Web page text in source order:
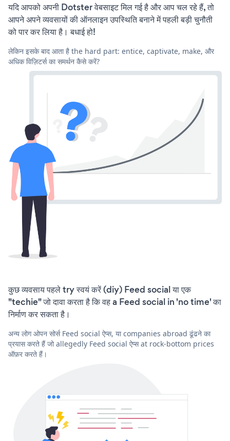
यदि आपको अपनी Dotster वेबसाइट मिल गई है और आप चल रहे हैं, तो
आपने अपने व्यवसायों की ऑनलाइन उपस्थिति बनाने में पहली बड़ी चुनौती
को पार कर लिया है। बधाई हो!
लेकिन इसके बाद आता है the hard part: entice, captivate, make, और
अधिक विज़िटर्स का समर्थन कैसे करें?
कुछ व्यवसाय पहले try स्वयं करें (diy) Feed social या एक
"techie" जो दावा करता है कि वह a Feed social in 'no time' का
निर्माण कर सकता है।
अन्य लोग ओपन सोर्स Feed social ऐप्स, या companies abroad ढूंढने का
प्रयास करते हैं जो allegedly Feed social ऐप्स at rock-bottom prices
ऑफ़र करते हैं।